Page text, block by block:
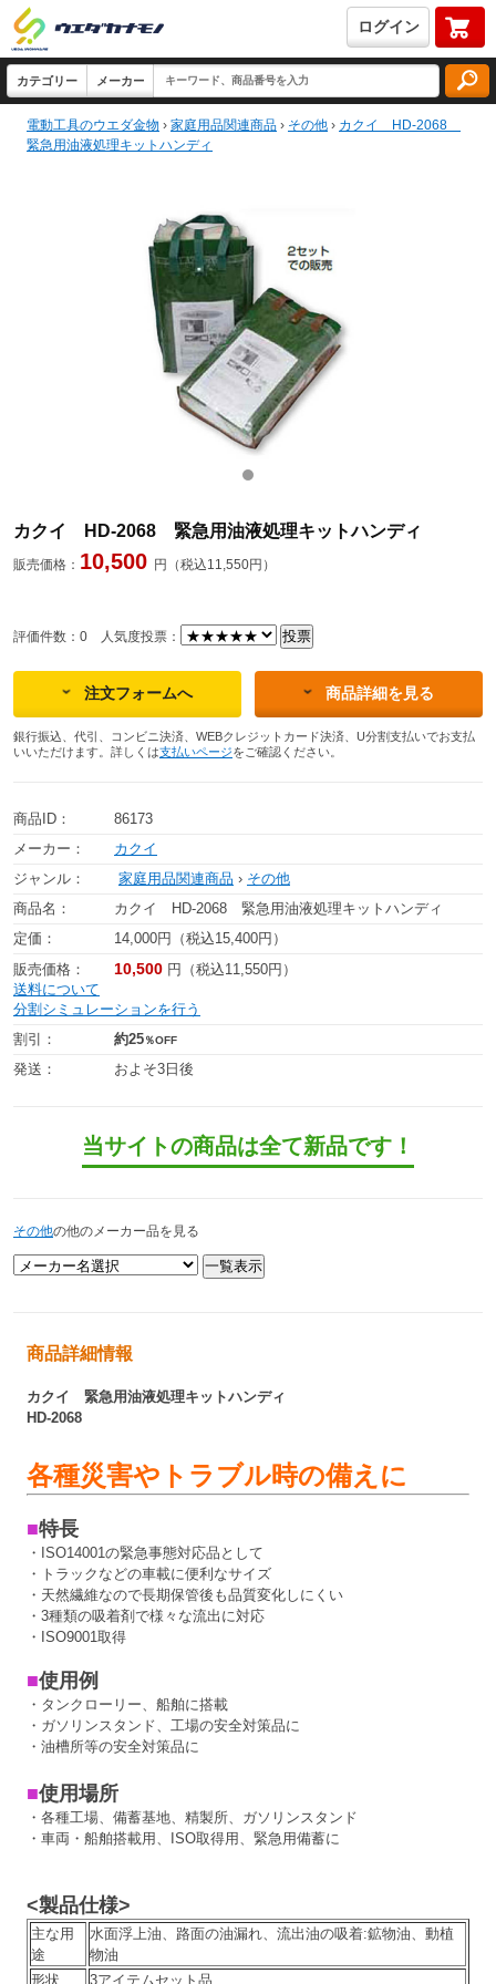
ログイン
電動工具のウエダ金物 › 家庭用品関連商品 › その他 › カクイ HD-2068
緊急用油液処理キットハンディ
カクイ HD-2068 緊急用油液処理キットハンディ
販売価格： 10,500 円（税込11,550円）
評価件数：0 人気度投票：
注文フォームへ 商品詳細を見る
銀行振込、代引、コンビニ決済、WEBクレジットカード決済、U分割支払いでお支払
いいただけます。詳しくは支払いページをご確認ください。
商品ID：
86173
メーカー：
カクイ
ジャンル：
家庭用品関連商品 › その他
商品名：
カクイ HD-2068 緊急用油液処理キットハンディ
定価：
14,000円（税込15,400円）
販売価格：
10,500 円（税込11,550円）
送料について
分割シミュレーションを行う
割引：
約25％OFF
発送： およそ3日後
当サイトの商品は全て新品です！
その他の他のメーカー品を見る
商品詳細情報
カクイ 緊急用油液処理キットハンディ
HD-2068
各種災害やトラブル時の備えに
■特長
・ISO14001の緊急事態対応品として
・トラックなどの車載に便利なサイズ
・天然繊維なので長期保管後も品質変化しにくい
・3種類の吸着剤で様々な流出に対応
・ISO9001取得
■使用例
・タンクローリー、船舶に搭載
・ガソリンスタンド、工場の安全対策品に
・油槽所等の安全対策品に
■使用場所
・各種工場、備蓄基地、精製所、ガソリンスタンド
・車両・船舶搭載用、ISO取得用、緊急用備蓄に
<製品仕様>
主な用
途
水面浮上油、路面の油漏れ、流出油の吸着:鉱物油、動植
物油
形状
3アイテムセット品